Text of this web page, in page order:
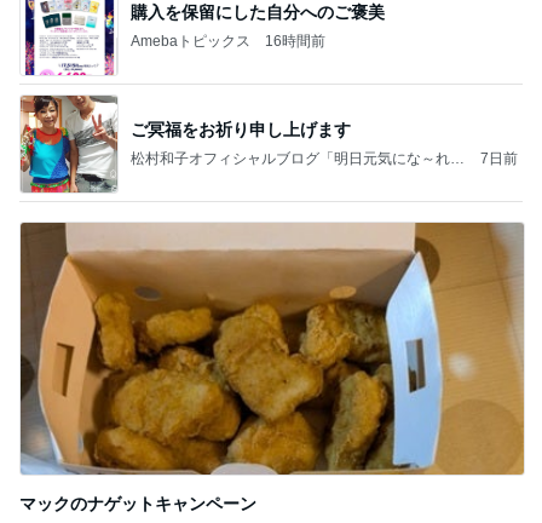
購入を保留にした自分へのご褒美
Amebaトピックス 16時間前
ご冥福をお祈り申し上げます
松村和子オフィシャルブログ「明日元気にな～れ」
7日前
マックのナゲットキャンペーン